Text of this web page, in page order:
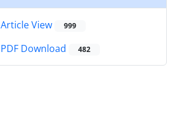
Article View 999
PDF Download 482